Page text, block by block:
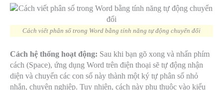
Cách viết phân số trong Word bằng tính năng tự động chuyển đổi
Cách hệ thống hoạt động: Sau khi bạn gõ xong và nhấn phím
cách (Space), ứng dụng Word trên điện thoại sẽ tự động nhận
diện và chuyển các con số này thành một ký tự phân số nhỏ
nhắn, chuyên nghiệp. Tuy nhiên, cách này phụ thuộc vào kiểu